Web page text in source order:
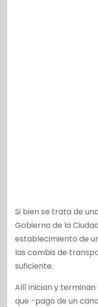
Si bien se trata de
Gobierno de la
establecimiento de
las combis de
suficiente.
Allí inician y terminan
que -pago de un